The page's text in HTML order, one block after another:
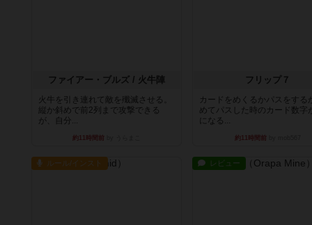
ファイアー・ブルズ / 火牛陣
火牛を引き連れて敵を殲滅させる。
縦か斜めで前2列まで攻撃できる
が、自分...
約11時間前
フリップ７
カードをめくるかパスをする
めてパスした時のカード数字
になる...
約11時間前
ルール/インスト レビュー